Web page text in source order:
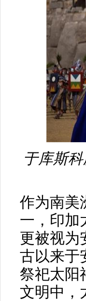
于库斯
作为南美
一，印加
更被视为
古以来于
祭祀太阳
文明中，